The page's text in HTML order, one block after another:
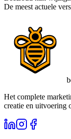
De meest actuele
Het complete
creatie en uitvoering